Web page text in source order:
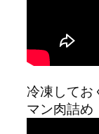
冷凍して
マン肉詰め